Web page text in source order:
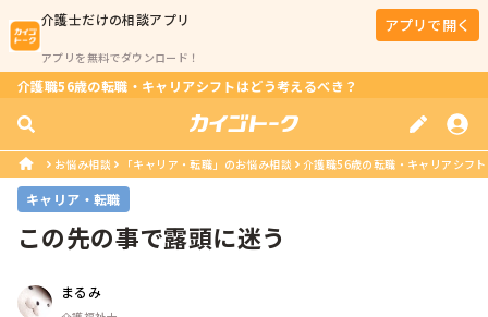
介護士だけの相談アプリ
アプリを無料でダウンロード！
アプリで開く
介護職56歳の転職・キャリアシフトはどう考えるべき？
お悩み相談 「キャリア・転職」のお悩み相談 介護職56歳の転職・キャリアシフ
キャリア・転職
この先の事で露頭に迷う
まるみ